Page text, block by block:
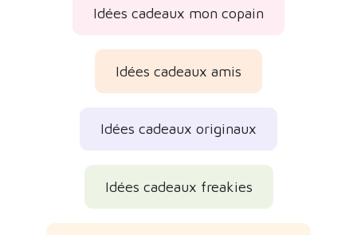
Idées cadeaux mon copain
Idées cadeaux amis
Idées cadeaux originaux
Idées cadeaux freakies